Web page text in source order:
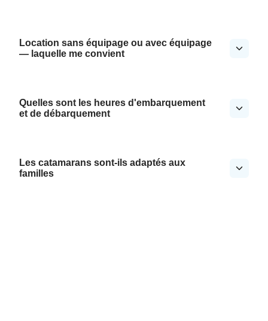
Location sans équipage ou avec équipage
— laquelle me convient
Quelles sont les heures d'embarquement
et de débarquement
Les catamarans sont-ils adaptés aux
familles